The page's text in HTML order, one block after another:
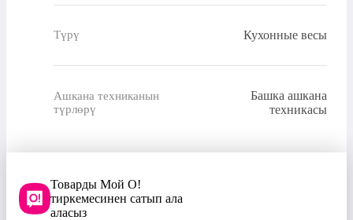
Түрү Кухонные весы
Ашкана техниканын
түрлөрү
Башка ашкана
техникасы
Товарды Мой О!
тиркемесинен сатып ала
аласыз